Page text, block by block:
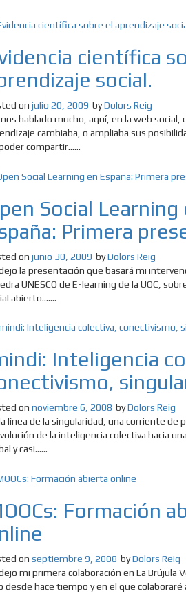
científica
social.
on julio 20, 2009 byDolors Reig
hablado mucho, aquí, en la web social,
cambiaba, o ampliaba sus
compartir......
Social Learning
Primera
on junio 30, 2009 byDolors Reig
la presentación que basará mi
UNESCO de E-learning de la UOC,
abierto.......
Inteligencia
on noviembre 6, 2008 byDolors Reig
línea de la singularidad, una corriente de
de la inteligencia colectiva hacia
y casi......
Formación
on septiembre 9, 2008 byDolors Reig
mi primera colaboración en La Brújula
desde hace tiempo y en el que colaboraré